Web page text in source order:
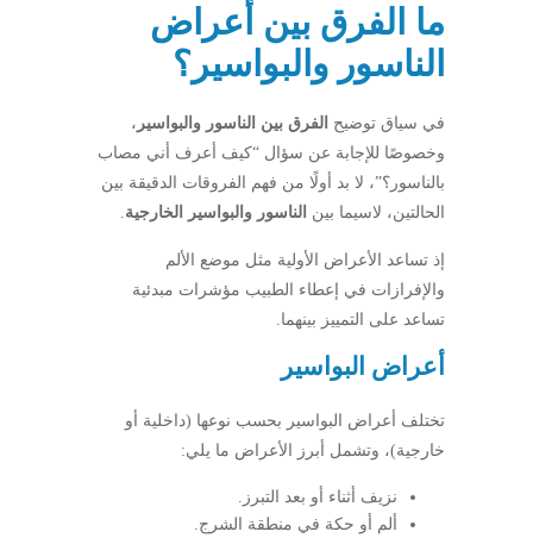
ما الفرق بين أعراض
الناسور والبواسير؟
في سياق توضيح الفرق بين الناسور والبواسير ،
وخصوصًا للإجابة عن سؤال “كيف أعرف أني مصاب
بالناسور؟”، لا بد أولًا من فهم الفروقات الدقيقة بين
الحالتين، لاسيما بين الناسور والبواسير الخارجية
إذ تساعد الأعراض الأولية مثل موضع الألم
والإفرازات في إعطاء الطبيب مؤشرات مبدئية
تساعد على التمييز بينهما.
أعراض البواسير
تختلف أعراض البواسير بحسب نوعها (داخلية أو
خارجية)، وتشمل أبرز الأعراض ما يلي:
نزيف أثناء أو بعد التبرز.
ألم أو حكة في منطقة الشرج.